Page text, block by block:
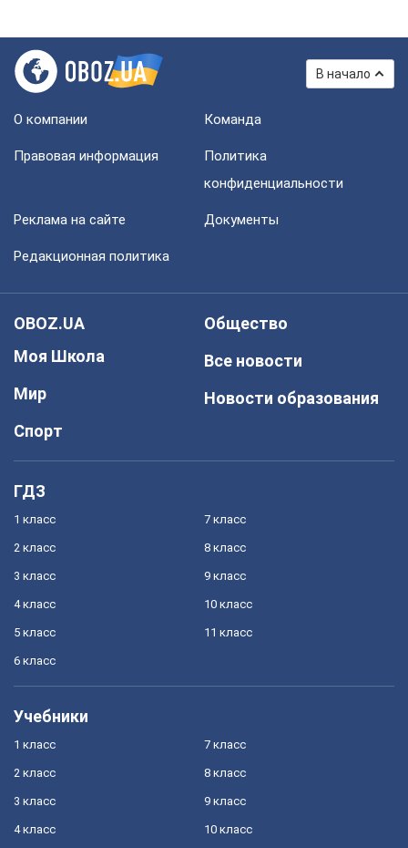
В начало
О компании Команда
Правовая информация
Политика
конфиденциальности
Реклама на сайте Документы
Редакционная политика
OBOZ.UA
Моя Школа
Мир
Спорт
Общество
Все новости
Новости образования
ГДЗ
1 класс
2 класс
3 класс
4 класс
5 класс
6 класс
7 класс
8 класс
9 класс
10 класс
11 класс
Учебники
1 класс
2 класс
3 класс
4 класс
7 класс
8 класс
9 класс
10 класс